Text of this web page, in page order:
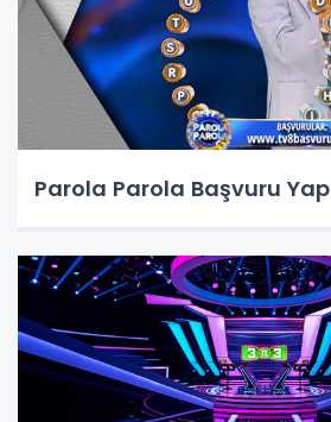
Parola Parola Başvuru